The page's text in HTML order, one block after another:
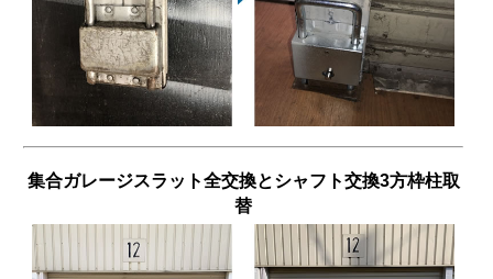
集合ガレージスラット全交換とシャフト交換3方枠柱取
替